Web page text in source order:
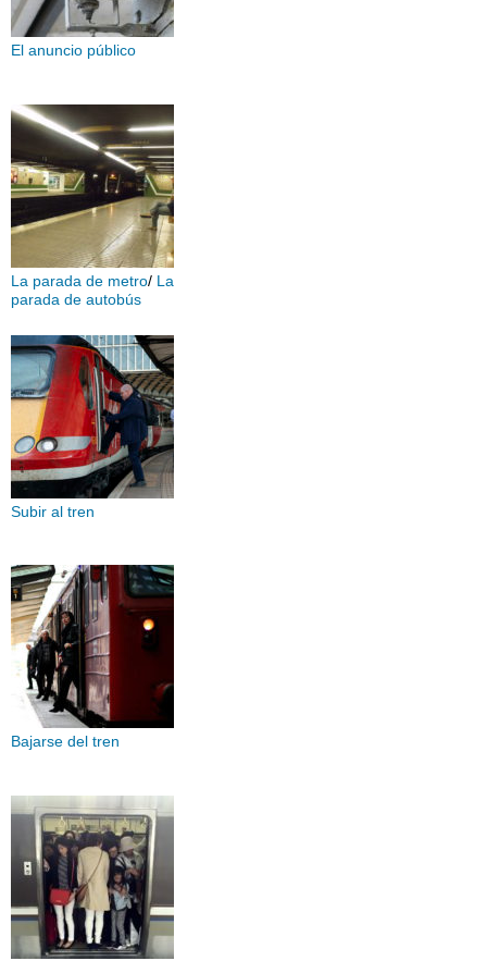
El anuncio público
La parada de metro/ La
parada de autobús
Subir al tren
Bajarse del tren